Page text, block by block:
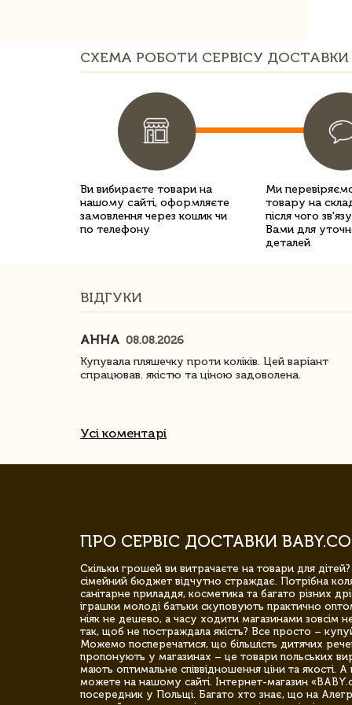
СХЕМА РОБОТИ СЕРВІСУ ДОСТАВКИ
Ви вибираєте товари на
нашому сайті, оформляєте
замовлення через кошик чи
по телефону
Ми
товару на
після чого
Вами для
деталей
ВІДГУКИ
АННА 08.08.2026
Купувала пляшечку проти коліків. Цей варіант
спрацював. якістю та ціною задоволена.
Усі коментарі
ПРО СЕРВІС ДОСТАВКИ
Скільки грошей ви витрачаєте на товари для
сімейний бюджет відчутно страждає. Потрібна
санітарне приладдя, косметика та багато різних
іграшки молоді батьки скуповують практично
ніяк не дешево, а часу ходити магазинами зовсім
так, щоб не постраждала якість? Все просто –
Можемо посперечатися, що більшість дитячих
пропонують у магазинах – це товари польських
мають оптимальне співвідношення ціни та якості.
можете на нашому сайті. Інтернет-магазин
посередник у Польщі. Багато хто знає, що на